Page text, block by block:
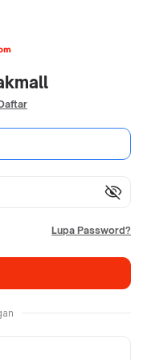
visibility_off
Lupa Password?